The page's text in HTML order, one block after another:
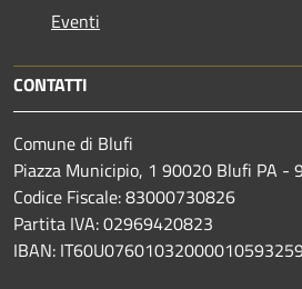
Eventi
CONTATTI
Comune di Blufi
Piazza Municipio, 1 90020 Blufi PA -
Codice Fiscale: 83000730826
Partita IVA: 02969420823
IBAN: